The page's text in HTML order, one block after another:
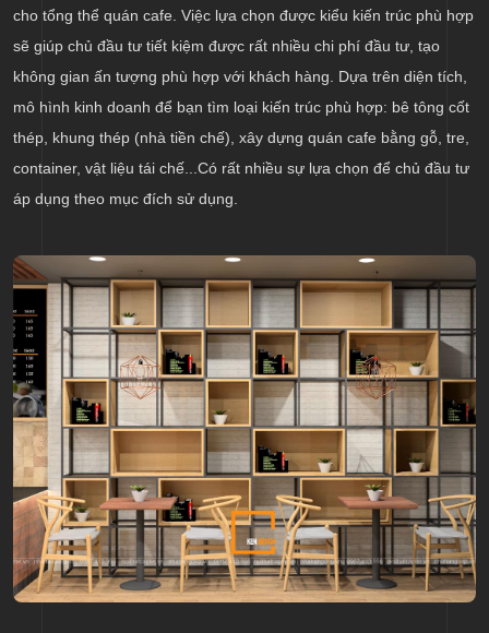
cho tổng thể quán cafe. Việc lựa chọn được kiểu kiến trúc phù hợp
sẽ giúp chủ đầu tư tiết kiệm được rất nhiều chi phí đầu tư, tạo
không gian ấn tượng phù hợp với khách hàng. Dựa trên diện tích,
mô hình kinh doanh để bạn tìm loại kiến trúc phù hợp: bê tông cốt
thép, khung thép (nhà tiền chế), xây dựng quán cafe bằng gỗ, tre,
container, vật liệu tái chế...Có rất nhiều sự lựa chọn để chủ đầu tư
áp dụng theo mục đích sử dụng.